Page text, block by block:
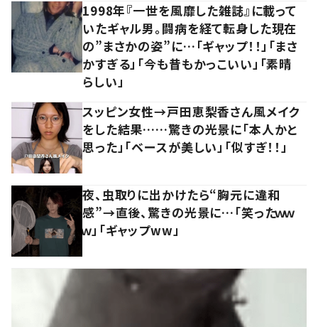
1998年『一世を風靡した雑誌』に載って
いたギャル男。闘病を経て転身した現在
の”まさかの姿”に…「ギャップ！！」「まさ
かすぎる」「今も昔もかっこいい」「素晴
らしい」
スッピン女性→戸田恵梨香さん風メイク
をした結果……驚きの光景に「本人かと
思った」「ベースが美しい」「似すぎ！！」
夜、虫取りに出かけたら“胸元に違和
感”→直後、驚きの光景に…「笑ったｗｗ
ｗ」「ギャップww」